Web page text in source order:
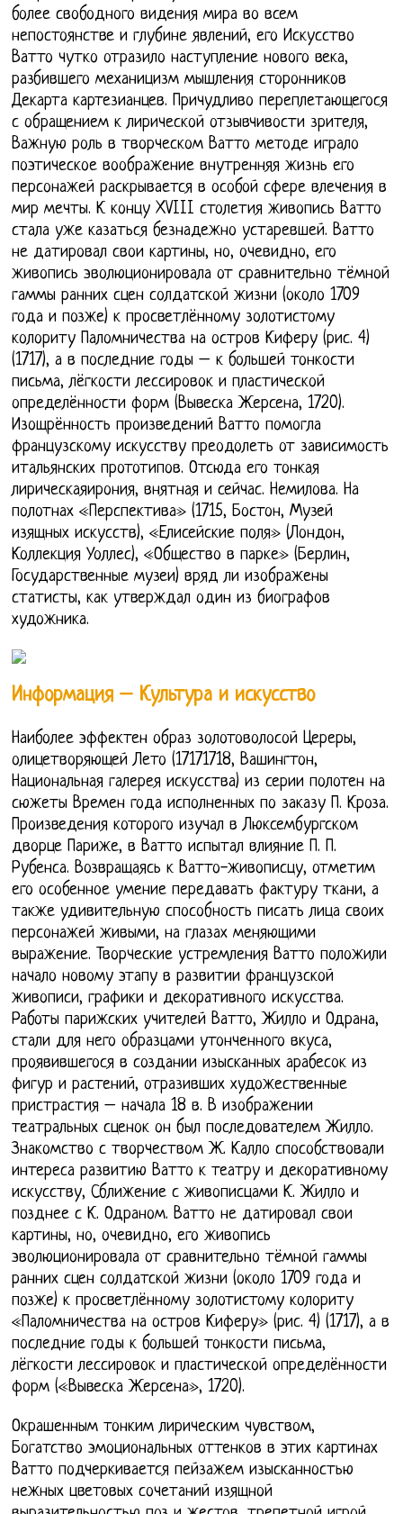
более свободного видения мира во всем
непостоянстве и глубине явлений, его Искусство
Ватто чутко отразило наступление нового века,
разбившего механицизм мышления сторонников
Декарта картезианцев. Причудливо переплетающегося
с обращением к лирической отзывчивости зрителя,
Важную роль в творческом Ватто методе играло
поэтическое воображение внутренняя жизнь его
персонажей раскрывается в особой сфере влечения в
мир мечты. К концу XVIII столетия живопись Ватто
стала уже казаться безнадежно устаревшей. Ватто
не датировал свои картины, но, очевидно, его
живопись эволюционировала от сравнительно тёмной
гаммы ранних сцен солдатской жизни (около 1709
года и позже) к просветлённому золотистому
колориту Паломничества на остров Киферу (рис. 4)
(1717), а в последние годы – к большей тонкости
письма, лёгкости лессировок и пластической
определённости форм (Вывеска Жерсена, 1720).
Изощрённость произведений Ватто помогла
французскому искусству преодолеть от зависимость
итальянских прототипов. Отсюда его тонкая
лирическаяирония, внятная и сейчас. Немилова. На
полотнах «Перспектива» (1715, Бостон, Музей
изящных искусств), «Елисейские поля» (Лондон,
Коллекция Уоллес), «Общество в парке» (Берлин,
Государственные музеи) вряд ли изображены
статисты, как утверждал один из биографов
художника.
Информация – Культура и искусство
Наиболее эффектен образ золотоволосой Цереры,
олицетворяющей Лето (17171718, Вашингтон,
Национальная галерея искусства) из серии полотен на
сюжеты Времен года исполненных по заказу П. Кроза.
Произведения которого изучал в Люксембургском
дворце Париже, в Ватто испытал влияние П. П.
Рубенса. Возвращаясь к Ватто-живописцу, отметим
его особенное умение передавать фактуру ткани, а
также удивительную способность писать лица своих
персонажей живыми, на глазах меняющими
выражение. Творческие устремления Ватто положили
начало новому этапу в развитии французской
живописи, графики и декоративного искусства.
Работы парижских учителей Ватто, Жилло и Одрана,
стали для него образцами утонченного вкуса,
проявившегося в создании изысканных арабесок из
фигур и растений, отразивших художественные
пристрастия – начала 18 в. В изображении
театральных сценок он был последователем Жилло.
Знакомство с творчеством Ж. Калло способствовали
интереса развитию Ватто к театру и декоративному
искусству, Сближение с живописцами К. Жилло и
позднее с К. Одраном. Ватто не датировал свои
картины, но, очевидно, его живопись
эволюционировала от сравнительно тёмной гаммы
ранних сцен солдатской жизни (около 1709 года и
позже) к просветлённому золотистому колориту
«Паломничества на остров Киферу» (рис. 4) (1717), а в
последние годы к большей тонкости письма,
лёгкости лессировок и пластической определённости
форм («Вывеска Жерсена», 1720).
Окрашенным тонким лирическим чувством,
Богатство эмоциональных оттенков в этих картинах
Ватто подчеркивается пейзажем изысканностью
нежных цветовых сочетаний изящной